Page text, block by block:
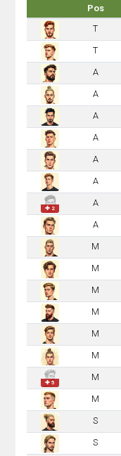
Pos
T
T
A
A
A
A
A
A
✚ 2
A
A
M
M
M
M
M
M
✚ 5
M
M
S
S